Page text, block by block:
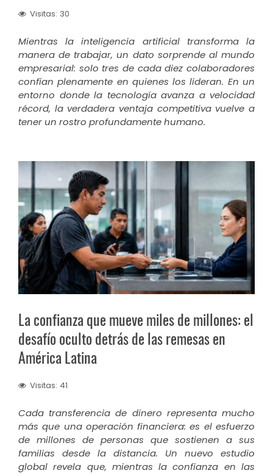
Visitas: 30
Mientras la inteligencia artificial transforma la
manera de trabajar, un dato sorprende al mundo
empresarial: solo tres de cada diez colaboradores
confían plenamente en quienes los lideran. En un
entorno donde la tecnología avanza a velocidad
récord, la verdadera ventaja competitiva vuelve a
tener un rostro profundamente humano.
La confianza que mueve miles de millones: el
desafío oculto detrás de las remesas en
América Latina
Visitas: 41
Cada transferencia de dinero representa mucho
más que una operación financiera: es el esfuerzo
de millones de personas que sostienen a sus
familias desde la distancia. Un nuevo estudio
global revela que, mientras la confianza en las